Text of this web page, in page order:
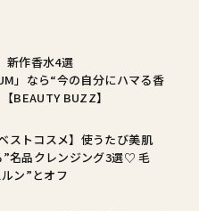
新作香水4選
」なら“今の自分にハマる香
BEAUTY BUZZ】
ストコスメ】使うたび美肌
”名品クレンジング3選♡ 毛
ン”とオフ